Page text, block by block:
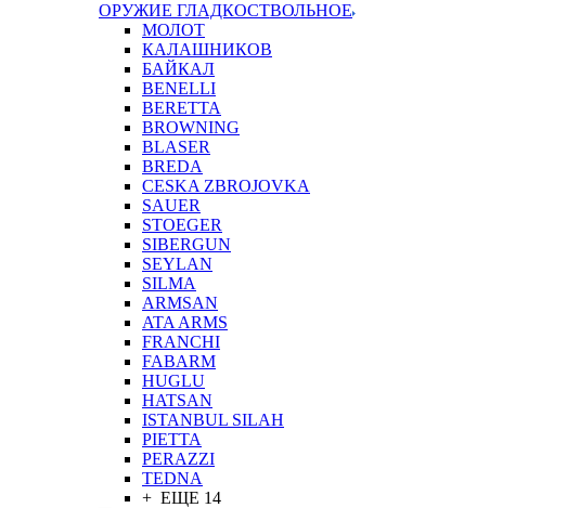
ОРУЖИЕ ГЛАДКОСТВОЛЬНОЕ
МОЛОТ
КАЛАШНИКОВ
БАЙКАЛ
BENELLI
BERETTA
BROWNING
BLASER
BREDA
CESKA ZBROJOVKA
SAUER
STOEGER
SIBERGUN
SEYLAN
SILMA
ARMSAN
ATA ARMS
FRANCHI
FABARM
HUGLU
HATSAN
ISTANBUL SILAH
PIETTA
PERAZZI
TEDNA
+ ЕЩЕ 14